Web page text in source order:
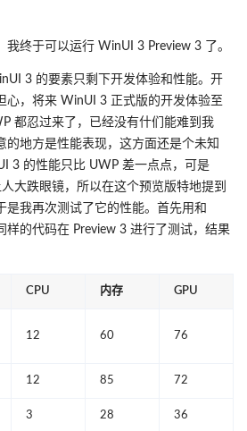
我终于可以运行 WinUI 3 Preview 3 了。
3 的要素只剩下开发体验和性能。开
心，将来 WinUI 3 正式版的开发体验至
都忍过来了，已经没有什们能难到我
的地方是性能表现，这方面还是个未知
3 的性能只比 UWP 差一点点，可是
大跌眼镜，所以在这个预览版特地提到
是我再次测试了它的性能。首先用和
样的代码在 Preview 3 进行了测试，结果
CPU 内存 GPU
12 60 76
12 85 72
3 28 36